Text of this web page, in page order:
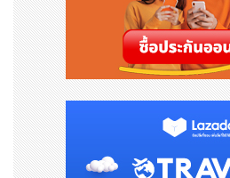
รูปภาพ - https://
56404/Lawn.jpg
คำบรรยายภาพ - พบกับดัฟฟี่และ
ฮาร์เบอร์ ซิตี้
รูปภาพ - https://
56405/OTD.jpg